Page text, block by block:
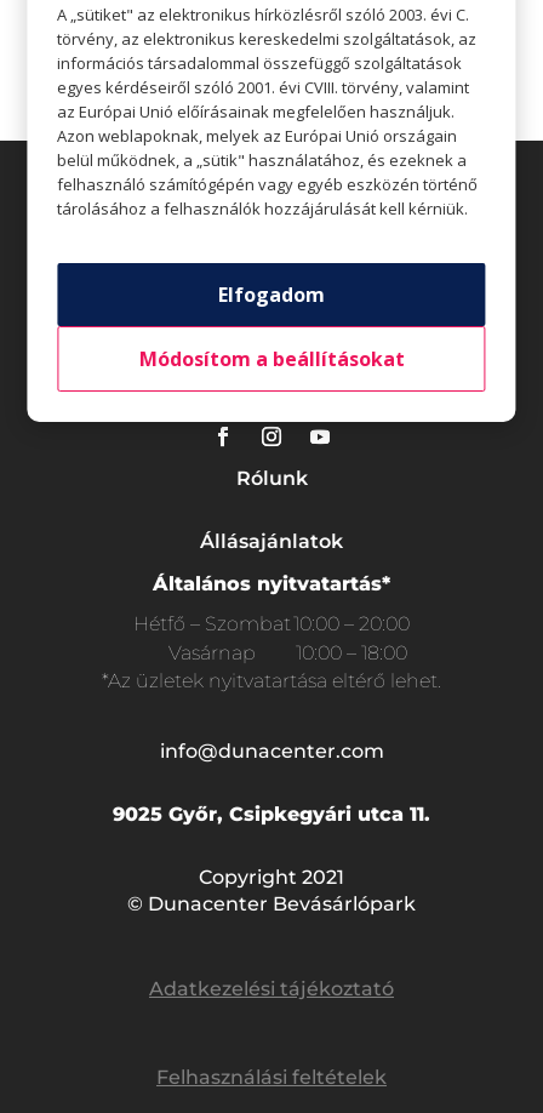
Legutóbbi hozzászólások
Akciók
Aktualitások
Rólunk
Állásajánlatok
Általános nyitvatartás*
Hétfő – Szombat10:00 – 20:00
Vasárnap
10:00 – 18:00
*Az üzletek nyitvatartása eltérő lehet.
info@dunacenter.com
9025 Győr, Csipkegyári utca 11.
Copyright 2021
© Dunacenter Bevásárlópark
Adatkezelési tájékoztató
Felhasználási feltételek
A „sütiket" az elektronikus hírközlésről szóló 2003. évi C.
törvény, az elektronikus kereskedelmi szolgáltatások, az
információs társadalommal összefüggő szolgáltatások
egyes kérdéseiről szóló 2001. évi CVIII. törvény, valamint
az Európai Unió előírásainak megfelelően használjuk.
Azon weblapoknak, melyek az Európai Unió országain
belül működnek, a „sütik" használatához, és ezeknek a
felhasználó számítógépén vagy egyéb eszközén történő
tárolásához a felhasználók hozzájárulását kell kérniük.
Elfogadom
Módosítom a beállításokat